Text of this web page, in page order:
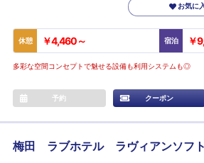
お気に
休憩 ￥4,460～ 宿泊 ￥
多彩な空間コンセプトで魅せる設備も利用システムも◎
予約 クーポン
梅田 ラブホテル ラヴィアンソフト